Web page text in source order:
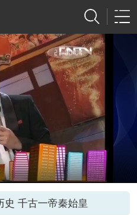
史 千古一帝秦始皇